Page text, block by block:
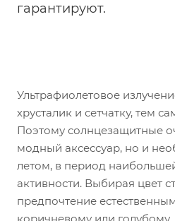
гарантируют.
Ультрафиолетовое
хрусталик и сетчатку, тем
Поэтому солнцезащитные
модный аксессуар, но и
летом, в период
активности. Выбирая цвет
предпочтение